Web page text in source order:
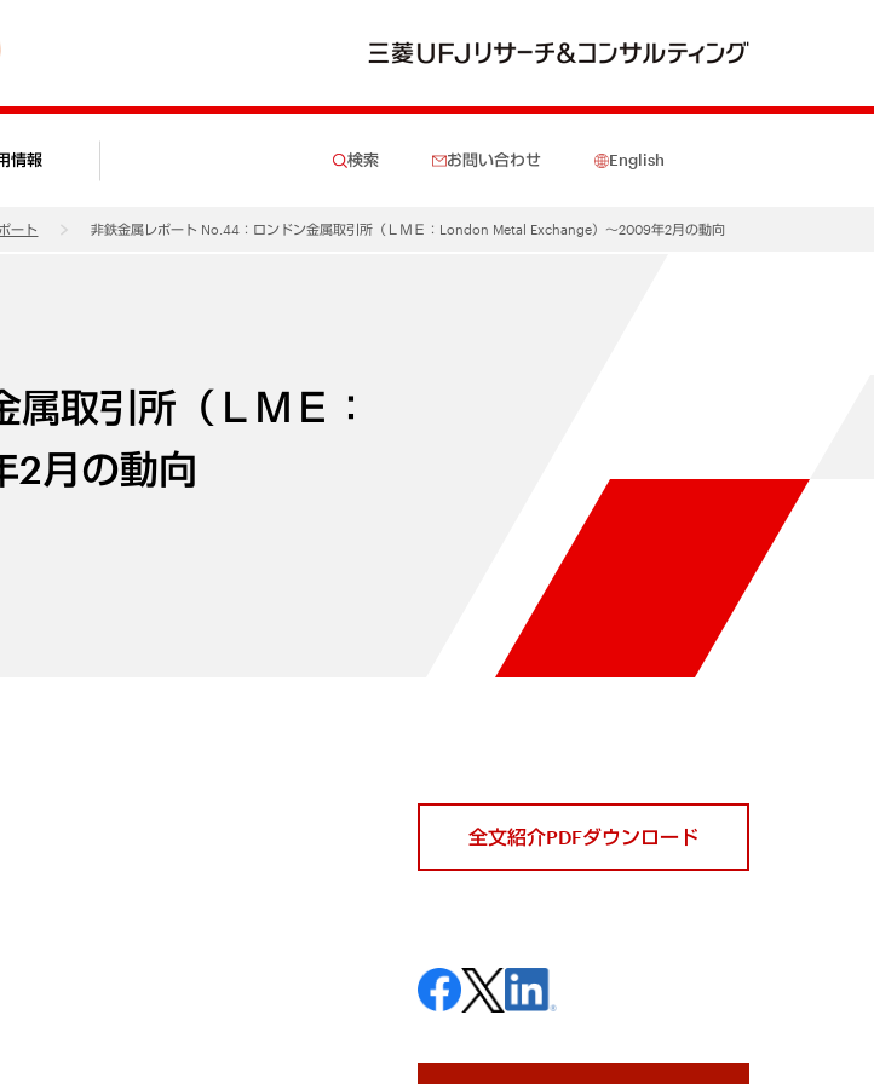
情報 検索 お問い合わせ English
ート 非鉄金属レポート No.44：ロンドン金属取引所（ＬＭＥ：London Metal Exchange）～2009年2月の動向
取引所（ＬＭＥ：
月の動向
全文紹介PDFダウンロード